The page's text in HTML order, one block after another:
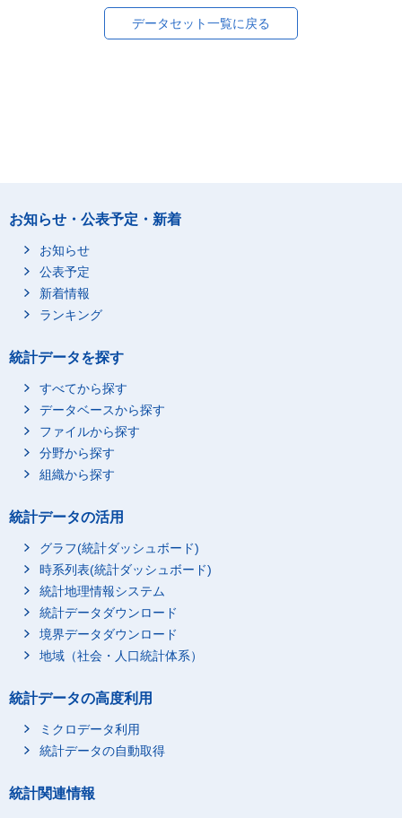
データセット一覧に戻る
お知らせ・公表予定・新着
お知らせ
公表予定
新着情報
ランキング
統計データを探す
すべてから探す
データベースから探す
ファイルから探す
分野から探す
組織から探す
統計データの活用
グラフ(統計ダッシュボード)
時系列表(統計ダッシュボード)
統計地理情報システム
統計データダウンロード
境界データダウンロード
地域（社会・人口統計体系）
統計データの高度利用
ミクロデータ利用
統計データの自動取得
統計関連情報